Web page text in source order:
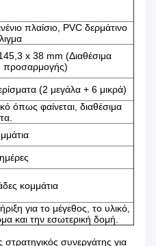
πλαίσιο, PVC δερμάτινο
x 38 mm (Διαθέσιμα
προσαρμογής)
(2 μεγάλα + 6 μικρά)
όπως φαίνεται, διαθέσιμα
κομμάτια
για το μέγεθος, το υλικό,
και την εσωτερική δομή.
στρατηγικός συνεργάτης για